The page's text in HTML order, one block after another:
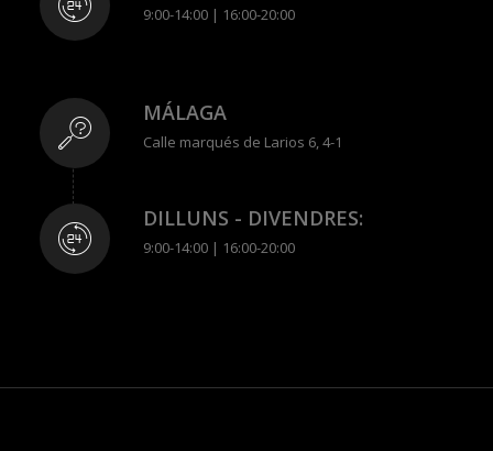
9:00-14:00 | 16:00-20:00
MÁLAGA
Calle marqués de Larios 6, 4-1
DILLUNS - DIVENDRES:
9:00-14:00 | 16:00-20:00